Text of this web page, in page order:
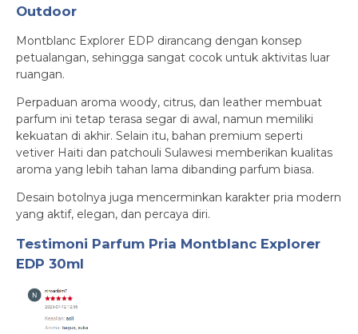
Outdoor
Montblanc Explorer EDP dirancang dengan konsep
petualangan, sehingga sangat cocok untuk aktivitas luar
ruangan.
Perpaduan aroma woody, citrus, dan leather membuat
parfum ini tetap terasa segar di awal, namun memiliki
kekuatan di akhir. Selain itu, bahan premium seperti
vetiver Haiti dan patchouli Sulawesi memberikan kualitas
aroma yang lebih tahan lama dibanding parfum biasa.
Desain botolnya juga mencerminkan karakter pria modern
yang aktif, elegan, dan percaya diri.
Testimoni Parfum Pria Montblanc Explorer
EDP 30ml